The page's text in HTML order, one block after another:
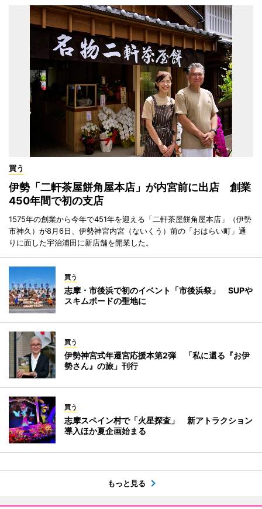
買う
伊勢「二軒茶屋餅角屋本店」が内宮前に出店 創業
450年間で初の支店
1575年の創業から今年で451年を迎える「二軒茶屋餅角屋本店」（伊勢
市神久）が8月6日、伊勢神宮内宮（ないくう）前の「おはらい町」通
りに面した宇治浦田に新店舗を開業した。
買う
志摩・市後浜で初のイベント「市後浜祭」 SUPや
スキムボードの聖地に
買う
伊勢神宮式年遷宮応援本第2弾 「私に還る『お伊
勢さん』の旅」刊行
買う
志摩スペイン村で「火星探査」 新アトラクション
導入ほか夏企画始まる
もっと見る